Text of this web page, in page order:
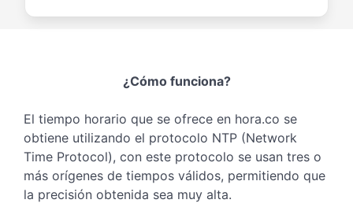
¿Cómo funciona?
El tiempo horario que se ofrece en hora.co se
obtiene utilizando el protocolo NTP (Network
Time Protocol), con este protocolo se usan tres o
más orígenes de tiempos válidos, permitiendo que
la precisión obtenida sea muy alta.